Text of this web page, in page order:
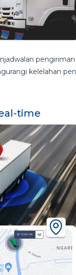
kelelahan
time